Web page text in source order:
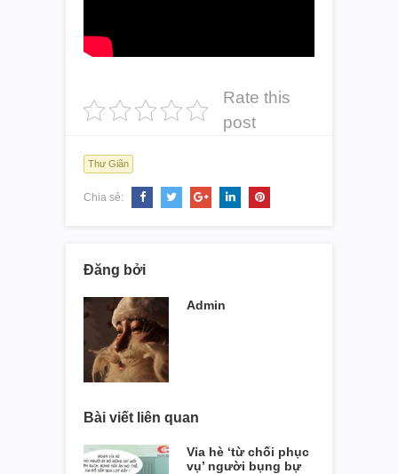
Rate this
post
Thư Giãn
Chia sẻ:
Đăng bởi
Admin
Bài viết liên quan
Vỉa hè ‘từ chối phục
vụ’ người bụng bự